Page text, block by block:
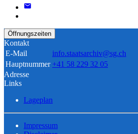
Öffnungszeiten
Kontakt
E-Mail
info.staatsarchiv@sg.ch
Hauptnummer +41 58 229 32 05
Adresse
Links
Lageplan
Impressum